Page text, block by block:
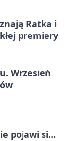
Ratka i
premiery
Wrzesień
pojawi się